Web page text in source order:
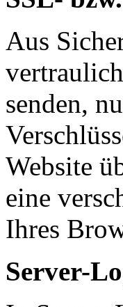
Aus
senden,
Website
eine
Ihres
Server-